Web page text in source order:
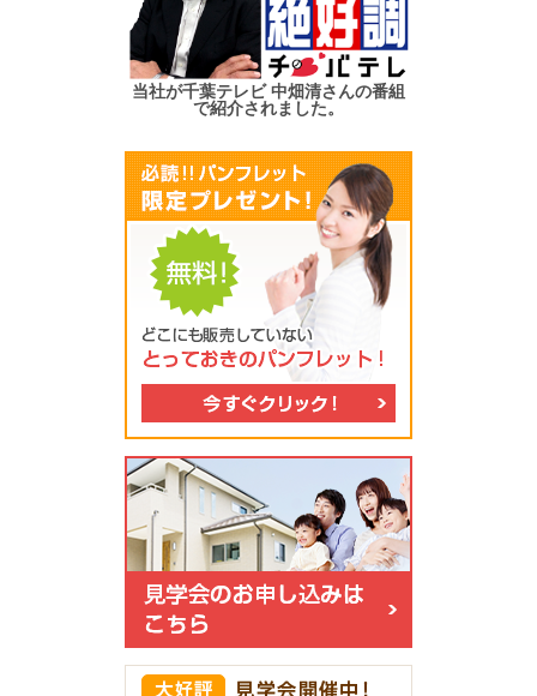
当社が千葉テレビ 中畑清さんの番組
で紹介されました。